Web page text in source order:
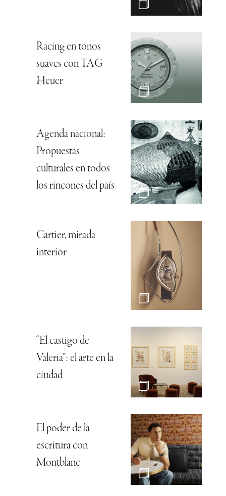
Racing en tonos
suaves con TAG
Heuer
Agenda nacional:
Propuestas
culturales en todos
los rincones del país
Cartier, mirada
interior
“El castigo de
Valeria”: el arte en la
ciudad
El poder de la
escritura con
Montblanc